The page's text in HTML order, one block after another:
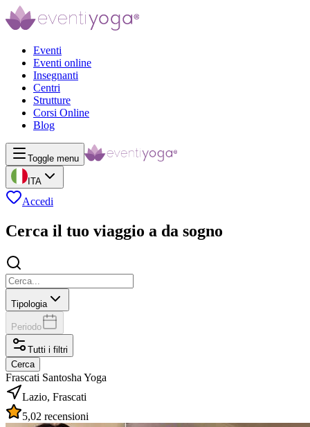
Eventi
Eventi online
Insegnanti
Centri
Strutture
Corsi Online
Blog
Toggle menu
ITA
Accedi
Cerca il tuo viaggio a da sogno
Tipologia
Periodo
Tutti i filtri
Cerca
Frascati Santosha Yoga
Lazio, Frascati
5,02 recensioni